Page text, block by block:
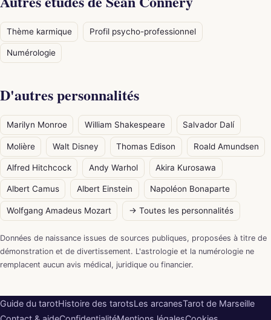
Thème karmique Profil psycho-professionnel
Numérologie
D'autres personnalités
Marilyn Monroe William Shakespeare Salvador Dalí
Molière Walt Disney Thomas Edison Roald Amundsen
Alfred Hitchcock Andy Warhol Akira Kurosawa
Albert Camus Albert Einstein Napoléon Bonaparte
Wolfgang Amadeus Mozart → Toutes les personnalités
Données de naissance issues de sources publiques, proposées à titre de
démonstration et de divertissement. L'astrologie et la numérologie ne
remplacent aucun avis médical, juridique ou financier.
Guide du tarotHistoire des tarotsLes arcanesTarot de Marseille